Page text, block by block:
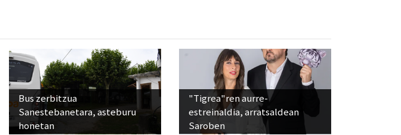
Bus zerbitzua
Sanestebanetara, asteburu
honetan
"Tigrea"ren aurre-
estreinaldia, arratsaldean
Saroben